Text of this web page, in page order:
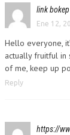
link bokep
Ene 12,
Hello everyone,
actually fruitful in
of me, keep up
Reply
https://